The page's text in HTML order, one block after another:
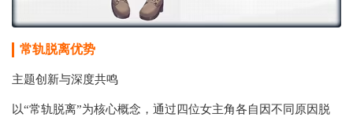
常轨脱离优势
主题创新与深度共鸣‌
以“常轨脱离”为核心概念，通过四位女主角各自因不同原因脱